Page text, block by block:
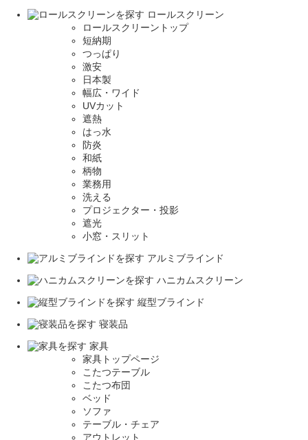
ロールスクリーン
ロールスクリーントップ
短納期
つっぱり
激安
日本製
幅広・ワイド
UVカット
遮熱
はっ水
防炎
和紙
柄物
業務用
洗える
プロジェクター・投影
遮光
小窓・スリット
アルミブラインド
ハニカムスクリーン
縦型ブラインド
寝装品
家具
家具トップページ
こたつテーブル
こたつ布団
ベッド
ソファ
テーブル・チェア
アウトレット